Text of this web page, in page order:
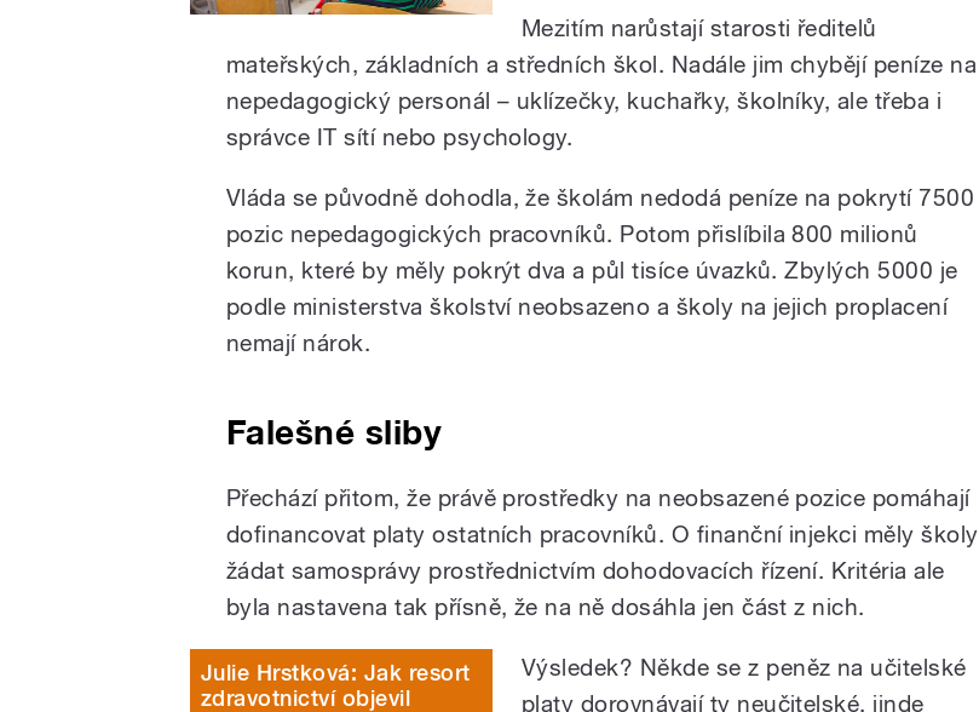
Mezitím narůstají starosti ředitelů
mateřských, základních a středních škol. Nadále jim chybějí peníze na
nepedagogický personál – uklízečky, kuchařky, školníky, ale třeba i
správce IT sítí nebo psychology.
Vláda se původně dohodla, že školám nedodá peníze na pokrytí 7500
pozic nepedagogických pracovníků. Potom přislíbila 800 milionů
korun, které by měly pokrýt dva a půl tisíce úvazků. Zbylých 5000 je
podle ministerstva školství neobsazeno a školy na jejich proplacení
nemají nárok.
Falešné sliby
Přechází přitom, že právě prostředky na neobsazené pozice pomáhají
dofinancovat platy ostatních pracovníků. O finanční injekci měly školy
žádat samosprávy prostřednictvím dohodovacích řízení. Kritéria ale
byla nastavena tak přísně, že na ně dosáhla jen část z nich.
Julie Hrstková: Jak resort
zdravotnictví objevil
Výsledek? Někde se z peněz na učitelské
platy dorovnávají ty neučitelské, jinde